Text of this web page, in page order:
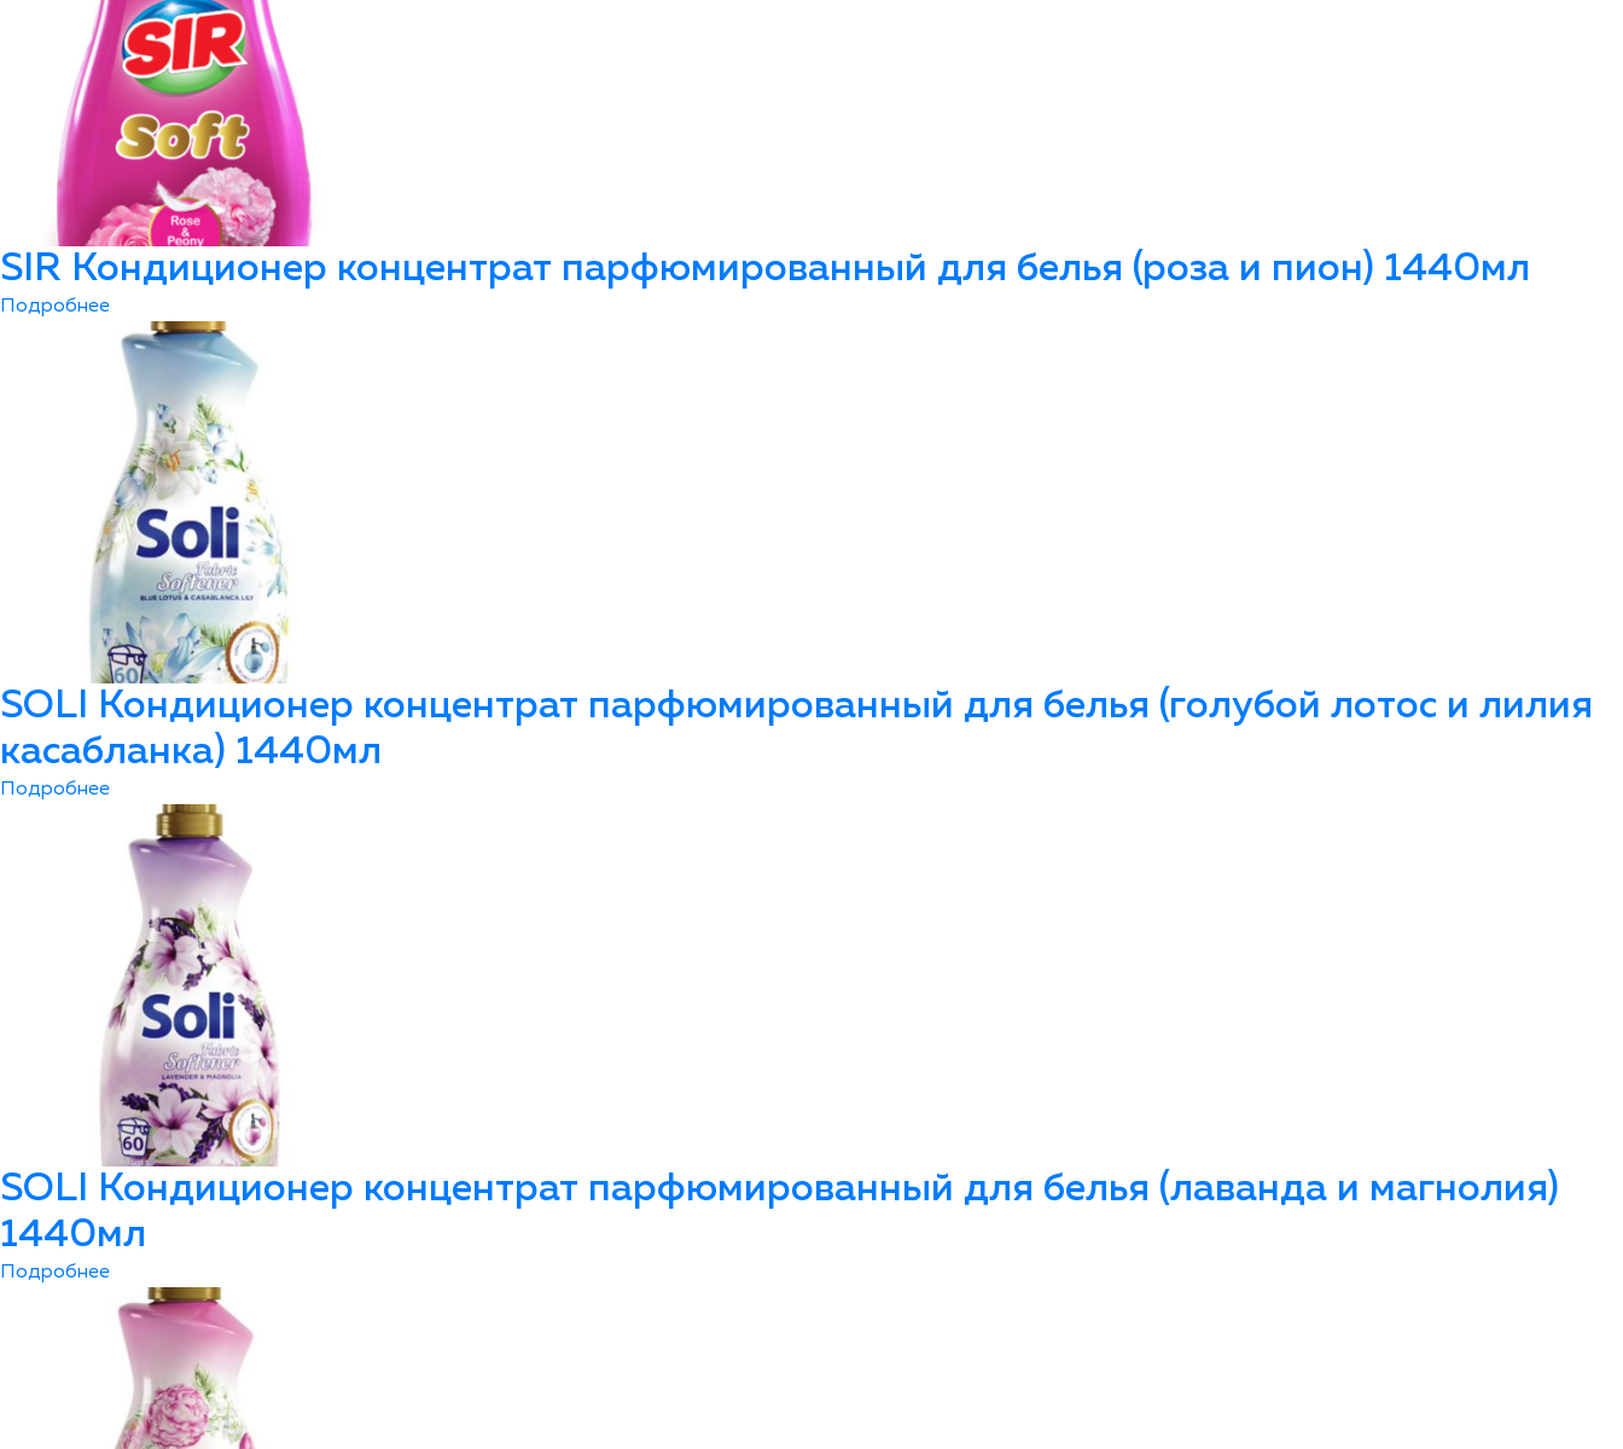
SIR Кондиционер концентрат парфюмированный для белья (роза и пион) 1440мл
Подробнее
SOLI Кондиционер концентрат парфюмированный для белья (голубой лотос и лилия
касабланка) 1440мл
Подробнее
SOLI Кондиционер концентрат парфюмированный для белья (лаванда и магнолия)
1440мл
Подробнее